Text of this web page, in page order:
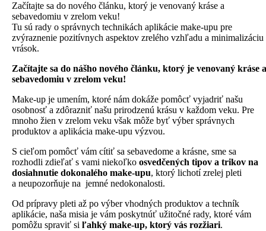
Začítajte sa do nového článku, ktorý je venovaný kráse a
sebavedomiu v zrelom veku!
Tu sú rady o správnych technikách aplikácie make-upu pre
zvýraznenie pozitívnych aspektov zrelého vzhľadu a minimalizáciu
vrások.
Začítajte sa do nášho nového článku, ktorý je venovaný kráse a
sebavedomiu v zrelom veku!
Make-up je umením, ktoré nám dokáže pomôcť vyjadriť našu
osobnosť a zdôrazniť našu prirodzenú krásu v každom veku. Pre
mnoho žien v zrelom veku však môže byť výber správnych
produktov a aplikácia make-upu výzvou.
S cieľom pomôcť vám cítiť sa sebavedome a krásne, sme sa
rozhodli zdieľať s vami niekoľko osvedčených tipov a trikov na
dosiahnutie dokonalého make-upu, ktorý lichotí zrelej pleti
a neupozorňuje na jemné nedokonalosti.
Od prípravy pleti až po výber vhodných produktov a techník
aplikácie, naša misia je vám poskytnúť užitočné rady, ktoré vám
pomôžu spraviť si ľahký make-up, ktorý vás rozžiari.